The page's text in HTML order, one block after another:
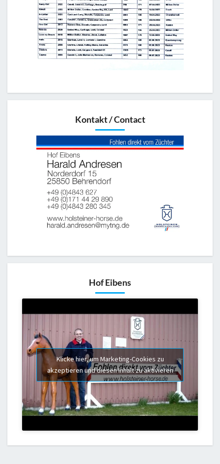
Kontakt / Contact
Hof Eibens
Klicke hier, um Marketing-Cookies zu
akzeptieren und diesen Inhalt zu aktivieren